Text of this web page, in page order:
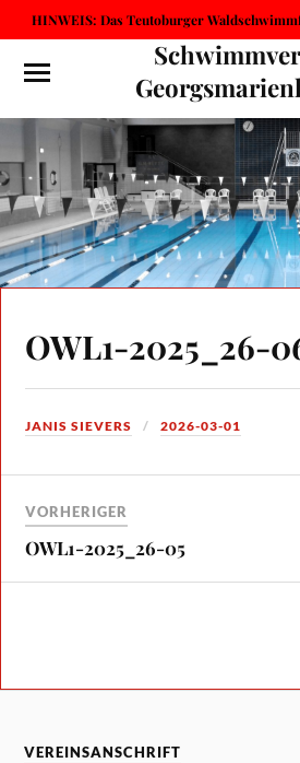
HINWEIS: Das Teutoburger
OWL1-2025_26-
JANIS SIEVERS 2026-03-01
VORHERIGER
OWL1-2025_26-05
VEREINSANSCHRIFT